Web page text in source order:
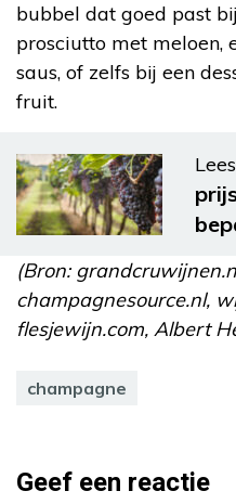
bubbel dat goed past
prosciutto met meloen,
saus, of zelfs bij een
fruit.
(Bron:
champagnesource.nl,
flesjewijn.com, Albert
champagne
Geef een reactie